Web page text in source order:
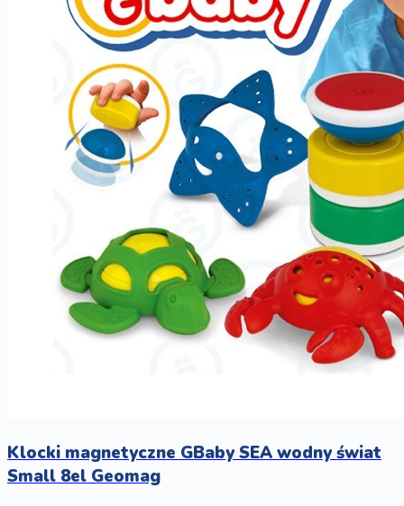
Klocki magnetyczne GBaby SEA wodny świat
Small 8el Geomag